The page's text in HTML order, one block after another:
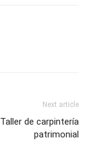
Next article
Taller de carpintería
patrimonial